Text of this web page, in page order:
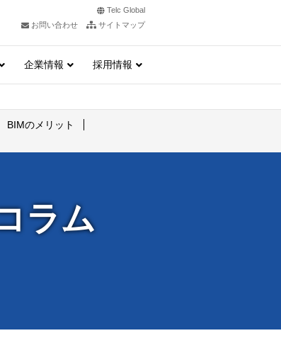
Telc Global
お問い合わせ
サイトマップ
企業情報 採用情報
BIMのメリット
ラム